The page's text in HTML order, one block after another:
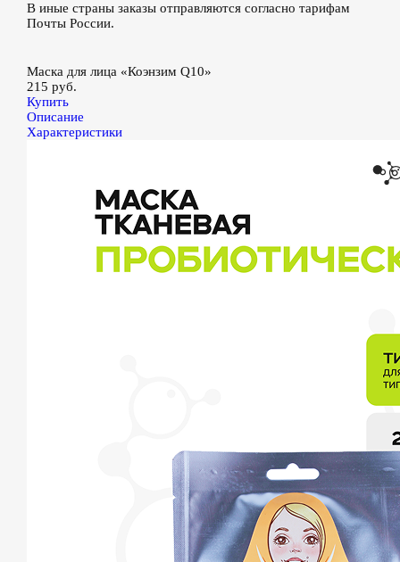
В иные страны заказы отправляются согласно тарифам
Почты России.
Маска для лица «Коэнзим Q10»
215 руб.
Купить
Описание
Характеристики